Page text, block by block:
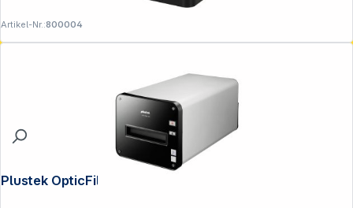
Artikel-Nr.:800004
Plustek OpticFilm 120